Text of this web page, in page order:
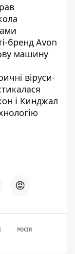
бренд Avon
машину
віруси-
і Кинджал
😡
РОСІЯ